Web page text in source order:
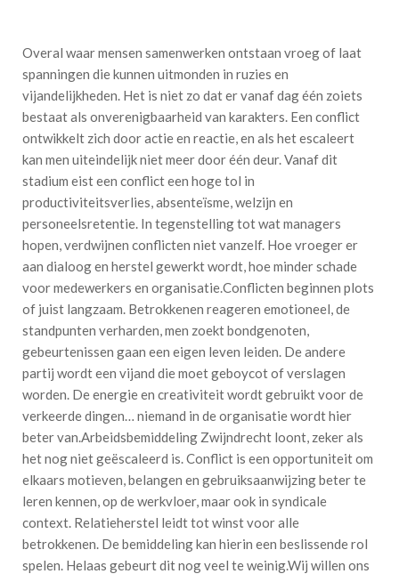
Overal waar mensen samenwerken ontstaan vroeg of laat
spanningen die kunnen uitmonden in ruzies en
vijandelijkheden. Het is niet zo dat er vanaf dag één zoiets
bestaat als onverenigbaarheid van karakters. Een conflict
ontwikkelt zich door actie en reactie, en als het escaleert
kan men uiteindelijk niet meer door één deur. Vanaf dit
stadium eist een conflict een hoge tol in
productiviteitsverlies, absenteïsme, welzijn en
personeelsretentie. In tegenstelling tot wat managers
hopen, verdwijnen conflicten niet vanzelf. Hoe vroeger er
aan dialoog en herstel gewerkt wordt, hoe minder schade
voor medewerkers en organisatie.Conflicten beginnen plots
of juist langzaam. Betrokkenen reageren emotioneel, de
standpunten verharden, men zoekt bondgenoten,
gebeurtenissen gaan een eigen leven leiden. De andere
partij wordt een vijand die moet geboycot of verslagen
worden. De energie en creativiteit wordt gebruikt voor de
verkeerde dingen… niemand in de organisatie wordt hier
beter van.Arbeidsbemiddeling Zwijndrecht loont, zeker als
het nog niet geëscaleerd is. Conflict is een opportuniteit om
elkaars motieven, belangen en gebruiksaanwijzing beter te
leren kennen, op de werkvloer, maar ook in syndicale
context. Relatieherstel leidt tot winst voor alle
betrokkenen. De bemiddeling kan hierin een beslissende rol
spelen. Helaas gebeurt dit nog veel te weinig.Wij willen ons